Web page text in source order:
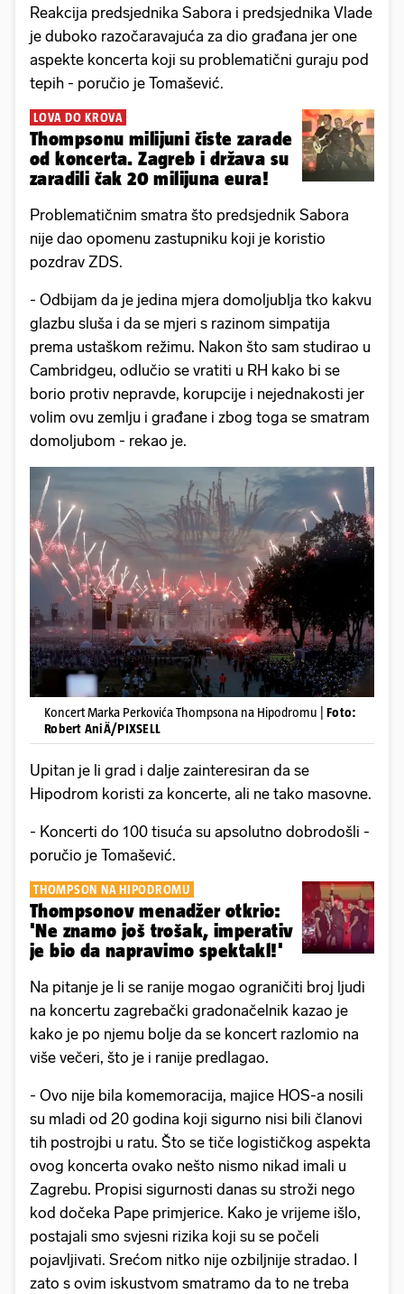
Reakcija predsjednika Sabora i predsjednika Vlade
je duboko razočaravajuća za dio građana jer one
aspekte koncerta koji su problematični guraju pod
tepih - poručio je Tomašević.
LOVA DO KROVA
Thompsonu milijuni čiste zarade
od koncerta. Zagreb i država su
zaradili čak 20 milijuna eura!
Problematičnim smatra što predsjednik Sabora
nije dao opomenu zastupniku koji je koristio
pozdrav ZDS.
- Odbijam da je jedina mjera domoljublja tko kakvu
glazbu sluša i da se mjeri s razinom simpatija
prema ustaškom režimu. Nakon što sam studirao u
Cambridgeu, odlučio se vratiti u RH kako bi se
borio protiv nepravde, korupcije i nejednakosti jer
volim ovu zemlju i građane i zbog toga se smatram
domoljubom - rekao je.
Koncert Marka Perkovića Thompsona na Hipodromu | Foto:
Robert AniÄ/PIXSELL
Upitan je li grad i dalje zainteresiran da se
Hipodrom koristi za koncerte, ali ne tako masovne.
- Koncerti do 100 tisuća su apsolutno dobrodošli -
poručio je Tomašević.
THOMPSON NA HIPODROMU
Thompsonov menadžer otkrio:
'Ne znamo još trošak, imperativ
je bio da napravimo spektakl!'
Na pitanje je li se ranije mogao ograničiti broj ljudi
na koncertu zagrebački gradonačelnik kazao je
kako je po njemu bolje da se koncert razlomio na
više večeri, što je i ranije predlagao.
- Ovo nije bila komemoracija, majice HOS-a nosili
su mladi od 20 godina koji sigurno nisi bili članovi
tih postrojbi u ratu. Što se tiče logističkog aspekta
ovog koncerta ovako nešto nismo nikad imali u
Zagrebu. Propisi sigurnosti danas su stroži nego
kod dočeka Pape primjerice. Kako je vrijeme išlo,
postajali smo svjesni rizika koji su se počeli
pojavljivati. Srećom nitko nije ozbiljnije stradao. I
zato s ovim iskustvom smatramo da to ne treba